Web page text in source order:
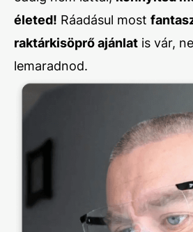
életed! Ráadásul most
raktárkisöprő ajánlat is vár,
lemaradnod.